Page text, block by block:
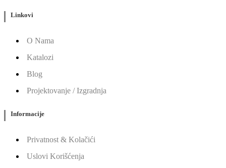
Linkovi
O Nama
Katalozi
Blog
Projektovanje / Izgradnja
Informacije
Privatnost & Kolačići
Uslovi Korišćenja